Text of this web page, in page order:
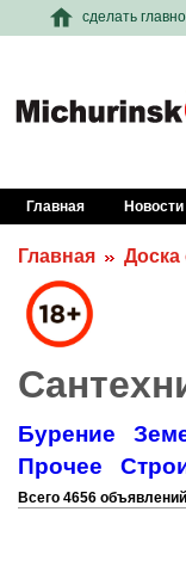
сделать
Главная Новости
Главная Доска
Бурение
Прочее
Всего 4656